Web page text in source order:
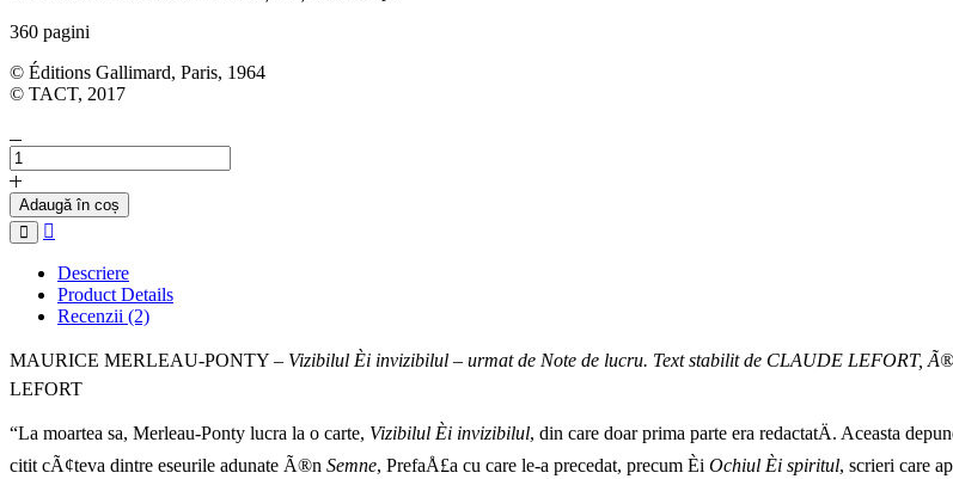
360 pagini
© Éditions Gallimard, Paris, 1964
© TACT, 2017
Cantitate
MAURICE
MERLEAU-
PONTY
-
Vizibilul
invizibilul
Adaugă în coș
Descriere
Product Details
Recenzii (2)
MAURICE MERLEAU-PONTY – Vizibilul Èi invizibilul – urmat de Note de lucru. Text stabilit de CLAUDE LEFORT,
LEFORT
“La moartea sa, Merleau-Ponty lucra la o carte, Vizibilul Èi invizibilul, din care doar prima parte era redactatÄ. Aceasta
citit cÃ¢teva dintre eseurile adunate Ã®n Semne, PrefaÅ£a cu care le-a precedat, precum Èi Ochiul Èi spiritul, scrieri care